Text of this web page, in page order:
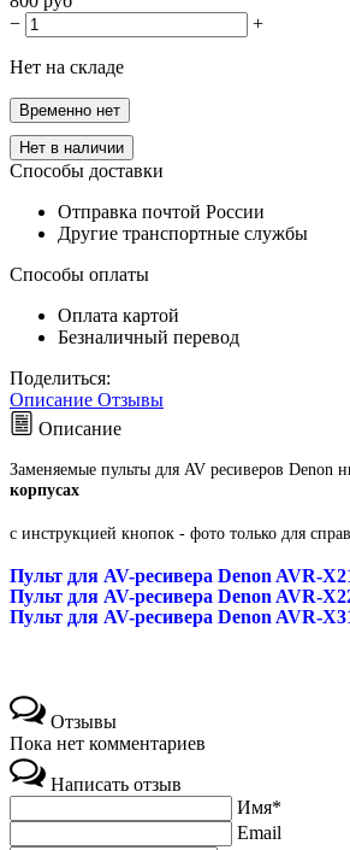
−
+
Нет на складе
Временно нет
Нет в наличии
Способы доставки
Отправка почтой России
Другие транспортные службы
Способы оплаты
Оплата картой
Безналичный перевод
Поделиться:
Описание Отзывы
Описание
Заменяемые пульты для AV ресиверов Denon
корпусах
с инструкцией кнопок - фото только для
Пульт для AV-ресивера Denon AVR-
Пульт для AV-ресивера Denon AVR-
Пульт для AV-ресивера Denon AVR-
Отзывы
Пока нет комментариев
Написать отзыв
Имя*
Email